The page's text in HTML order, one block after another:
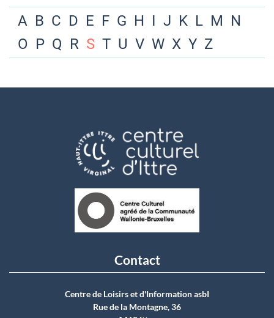
A B C D E F G H I J K L M N
O P Q R S T U V W X Y Z
Contact
Centre de Loisirs et d'Information asbI
Rue de la Montagne, 36